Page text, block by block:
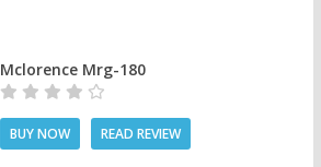
Mclorence Mrg-180
BUY NOW READ REVIEW